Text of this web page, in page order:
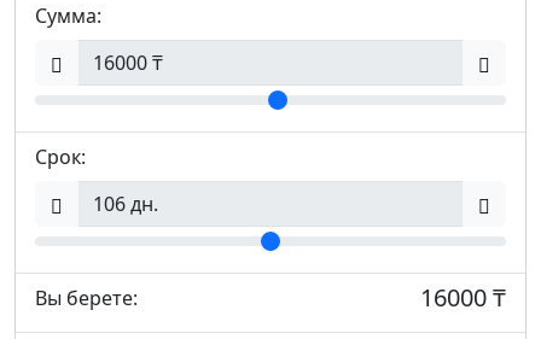
Сумма:
Срок:
Вы берете: 16000 ₸